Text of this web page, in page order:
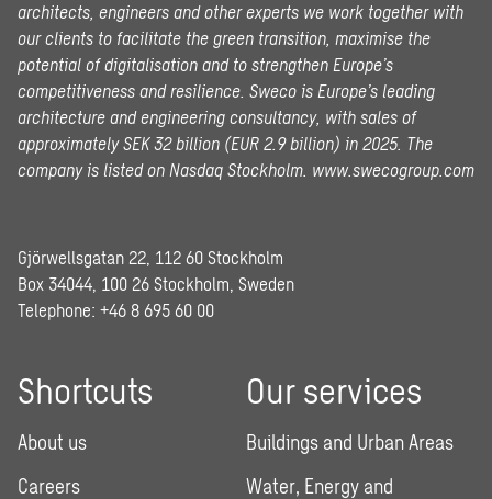
architects, engineers and other experts we work together with
our clients to facilitate the green transition, maximise the
potential of digitalisation and to strengthen Europe’s
competitiveness and resilience. Sweco is Europe’s leading
architecture and engineering consultancy, with sales of
approximately SEK 32 billion (EUR 2.9 billion) in 2025. The
company is listed on Nasdaq Stockholm. www.swecogroup.com
Gjörwellsgatan 22, 112 60 Stockholm
Box 34044, 100 26 Stockholm, Sweden
Telephone: +46 8 695 60 00
Shortcuts
About us
Careers
Our services
Buildings and Urban Areas
Water, Energy and